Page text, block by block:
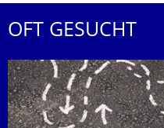
OFT GESUCHT